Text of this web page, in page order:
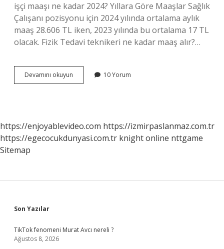
işçi maaşı ne kadar 2024? Yıllara Göre Maaşlar Sağlık
Çalışanı pozisyonu için 2024 yılında ortalama aylık
maaş 28.606 TL iken, 2023 yılında bu ortalama 17 TL
olacak. Fizik Tedavi teknikeri ne kadar maaş alır?…
Devamını okuyun Fizyoterapist
Maaşı
10 Yorum
https://enjoyablevideo.com https://izmirpaslanmaz.com.tr
https://egecocukdunyasi.com.tr knight online nttgame
Sitemap
Sidebar
Son Yazılar
TikTok fenomeni Murat Avcı nereli ?
Ağustos 8, 2026